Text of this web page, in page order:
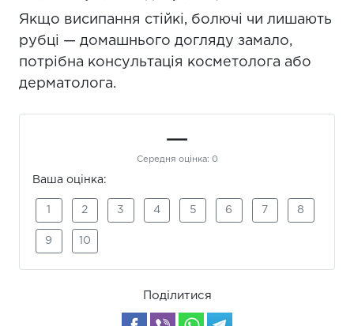
Якщо висипання стійкі, болючі чи лишають
рубці — домашнього догляду замало,
потрібна консультація косметолога або
дерматолога.
—
Середня оцінка: 0
Ваша оцінка:
2 3 4 5 6 7 8
9 10
Поділитися